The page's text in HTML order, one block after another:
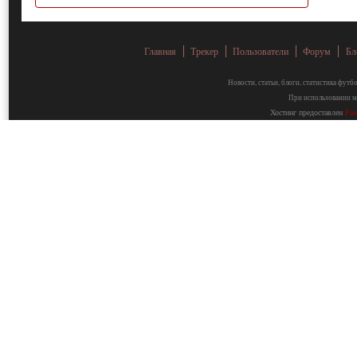
Главная Трекер Пользователи Форум
Новости, статьи, блоги, статистика
При использовании
Хостинг предоставлен